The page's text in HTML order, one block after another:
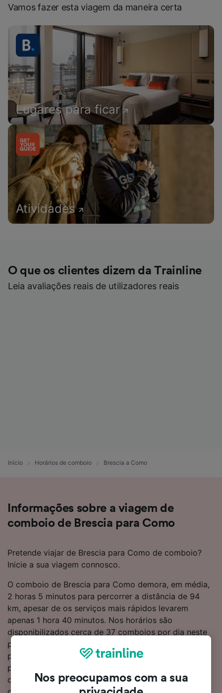
Vamos fazer esta viagem da maneira certa
Lugares para ficar
Atividades
O que os clientes dizem da Trainline
Leia avaliações reais de utilizadores reais
Início Horários de comboio Brescia a Como
Informações sobre a viagem de
comboio de Brescia para Como
Pretende viajar de Brescia para Como de comboio?
Inicie a sua viagem connosco.
O comboio de Brescia para Como demora, em média,
2 horas 5 minutos para percorrer a distância de 94
km, apesar de os serviços mais rápidos levarem
apenas 1 hora 40 minutos. Nos horários são
disponibilizados cerca de 37 comboios por dia neste
percurso popular. E também não precisa de se
preocupar com mudanças de comboio durante o
percurso, sendo que existem comboios diretos
disponíveis. A Trenitalia é a principal operadora de
Nos preocupamos com a sua